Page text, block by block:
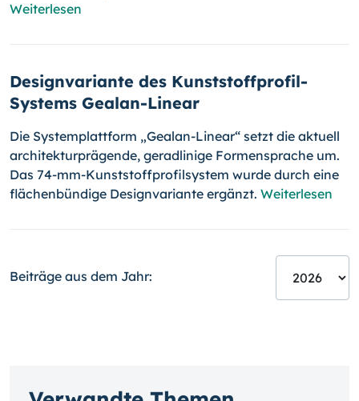
Weiterlesen
Designvariante des Kunststoff­profil-
Systems Gealan-Linear
Die Systemplattform „Gealan-Linear“ setzt die aktuell
architekturprägende, geradlinige Formensprache um.
Das 74-mm-Kunststoffprofilsystem wurde durch eine
flächenbündige Designvariante ergänzt. Weiterlesen
Beiträge aus dem Jahr: